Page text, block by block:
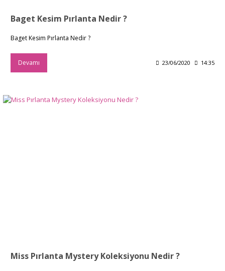
Baget Kesim Pırlanta Nedir ?
Baget Kesim Pırlanta Nedir ?
Devamı 23/06/2020 14:35
Miss Pırlanta Mystery Koleksiyonu Nedir ?